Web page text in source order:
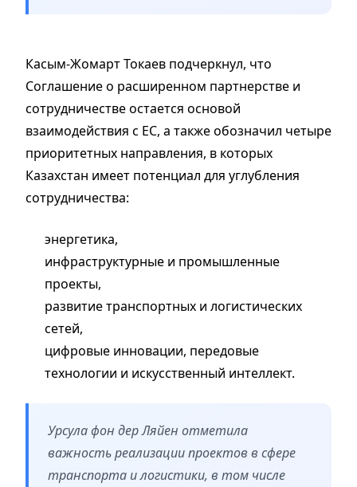
Касым-Жомарт Токаев подчеркнул, что
Соглашение о расширенном партнерстве и
сотрудничестве остается основой
взаимодействия с ЕС, а также обозначил четыре
приоритетных направления, в которых
Казахстан имеет потенциал для углубления
сотрудничества:
энергетика,
инфраструктурные и промышленные
проекты,
развитие транспортных и логистических
сетей,
цифровые инновации, передовые
технологии и искусственный интеллект.
Урсула фон дер Ляйен отметила
важность реализации проектов в сфере
транспорта и логистики, в том числе